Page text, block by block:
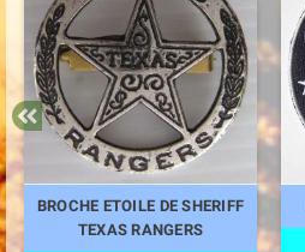
BROCHE ETOILE DE SHERIFF
TEXAS RANGERS